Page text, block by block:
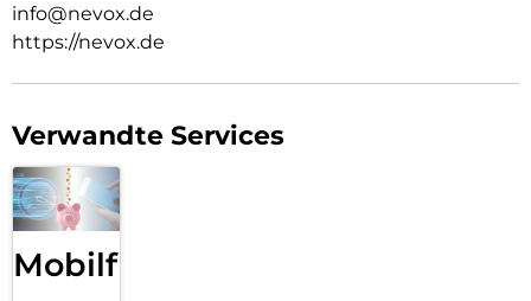
info@nevox.de
https://nevox.de
Verwandte Services
Mobilfunk